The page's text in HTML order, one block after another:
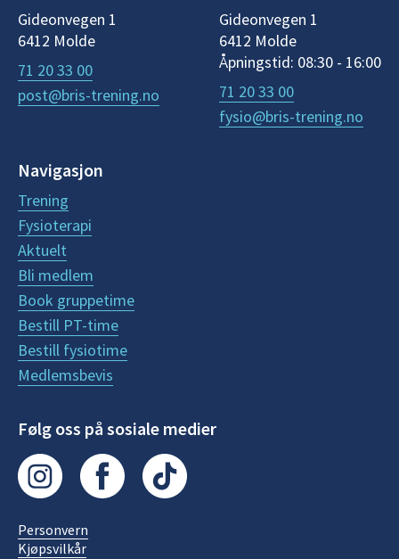
Gideonvegen 1
6412 Molde
71 20 33 00
post@bris-trening.no
Gideonvegen 1
6412 Molde
Åpningstid: 08:30 - 16:00
71 20 33 00
fysio@bris-trening.no
Navigasjon
Trening
Fysioterapi
Aktuelt
Bli medlem
Book gruppetime
Bestill PT-time
Bestill fysiotime
Medlemsbevis
Følg oss på sosiale medier
Personvern
Kjøpsvilkår